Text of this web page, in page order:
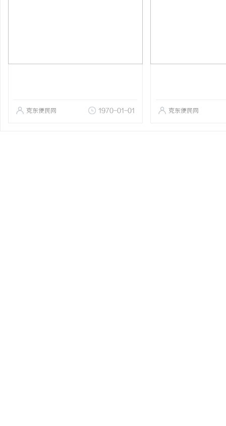
克东便民网 1970-01-01 克东便民网